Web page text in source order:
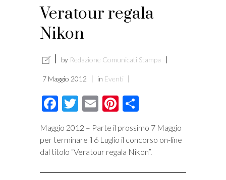
Veratour regala
Nikon
by Redazione Comunicati Stampa
7 Maggio 2012 in Eventi
Facebook
Twitter
EmailPinterest
Maggio 2012 – Parte il prossimo 7 Maggio
per terminare il 6 Luglio il concorso on-line
dal titolo “Veratour regala Nikon”.